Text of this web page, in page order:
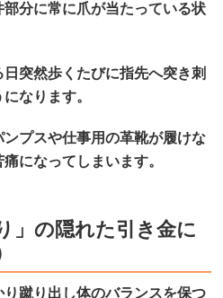
分に常に爪が当たっている状
突然歩くたびに指先へ突き刺
なります。
プスや仕事用の革靴が履けな
になってしまいます。
」の隠れた引き金に
蹴り出し体のバランスを保つ